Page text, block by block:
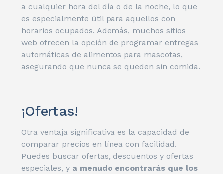
a cualquier hora del día o de la noche, lo que
es especialmente útil para aquellos con
horarios ocupados. Además, muchos sitios
web ofrecen la opción de programar entregas
automáticas de alimentos para mascotas,
asegurando que nunca se queden sin comida.
¡Ofertas!
Otra ventaja significativa es la capacidad de
comparar precios en línea con facilidad.
Puedes buscar ofertas, descuentos y ofertas
especiales, y a menudo encontrarás que los